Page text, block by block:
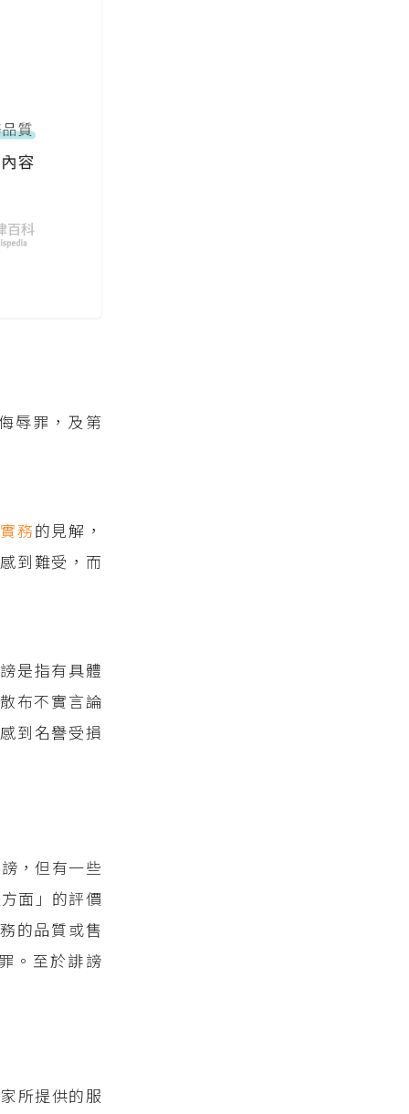
辱罪，及第
務的見解，
到難受，而
是指有具體
布不實言論
到名譽受損
，但有一些
面」的評價
的品質或售
。至於誹謗
所提供的服